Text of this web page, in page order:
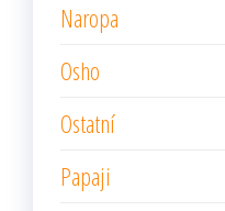
Naropa
Osho
Ostatní
Papaji